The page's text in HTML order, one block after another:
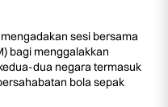
sesi bersama
bagi menggalakkan
dua negara termasuk
bola sepak